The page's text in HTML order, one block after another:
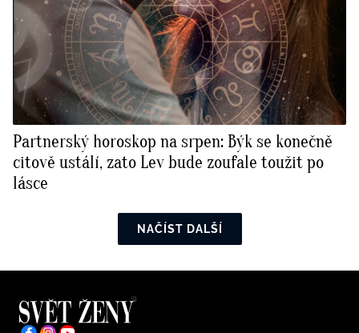
Partnerský horoskop na srpen: Býk se konečně
citově ustálí, zato Lev bude zoufale toužit po
lásce
NAČÍST DALŠÍ